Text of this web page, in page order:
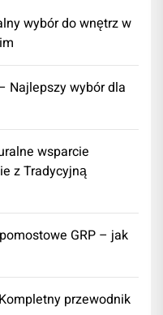
wybór do wnętrz w
Najlepszy wybór dla
wsparcie
z Tradycyjną
GRP – jak
przewodnik